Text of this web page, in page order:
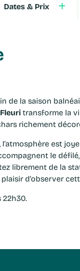
Dates & Prix
de la saison
transforme la
richement
le
librement de la
d’observer
22h30.